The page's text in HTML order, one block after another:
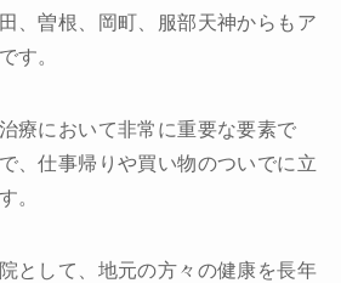
、曽根、岡町、服部天神からもア
す。
療において非常に重要な要素で
、仕事帰りや買い物のついでに立
。
として、地元の方々の健康を長年